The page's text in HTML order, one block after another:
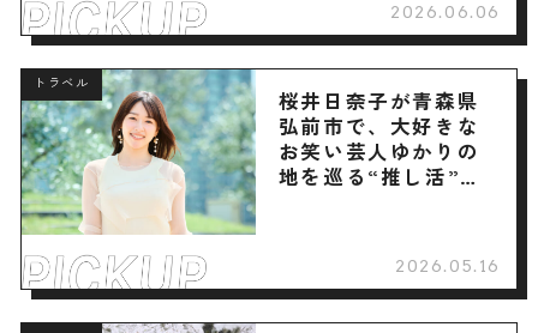
2026.06.06
トラベル
桜井日奈子が青森県
弘前市で、大好きな
お笑い芸人ゆかりの
地を巡る“推し活”旅
2026.05.16